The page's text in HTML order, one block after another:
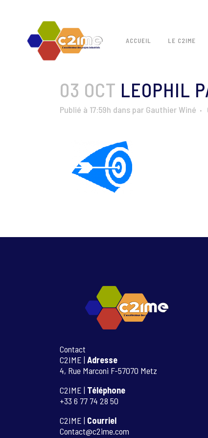
ACCUEIL LE C2IME
03 OCT LEOPHIL
Publié à 17:59h dans par Gauthier Winé
Contact
C2IME | Adresse
4, Rue Marconi F-57070 Metz
C2IME | Téléphone
+33 6 77 74 28 50
C2IME | Courriel
Contact@c2ime.com